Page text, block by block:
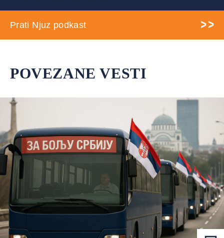
Prati Njuz podkast
POVEZANE VESTI